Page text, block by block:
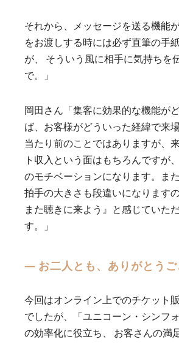
それから、メッセージを送る機能
をお渡しする時には必ず直筆の手
が、 そういう風に相手に気持ちを
で。」
岡田さん「集客に効果的な機能が
ば、お客様がどういった経緯で来
当たり前のことではありますが、
ト収入という面はもちろんですが
のモチベーションになります。ま
拍手の大きさも段違いになります
また聴きに来よう』と感じていた
す。」
― お二人とも、ありがとうご
今回はオンライン上でのチケット
でしたが、「ユニコーン・シンフ
の効率化に役立ち、 お客さんの満